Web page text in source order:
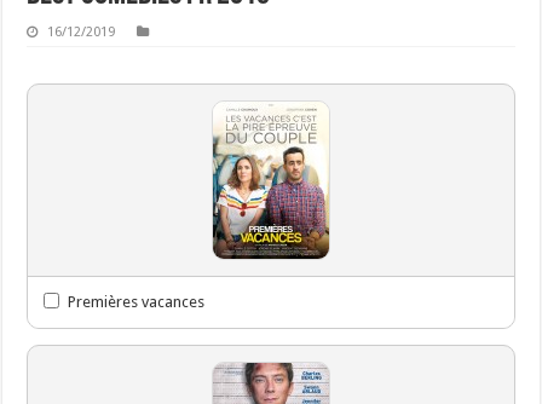
16/12/2019
Premières vacances